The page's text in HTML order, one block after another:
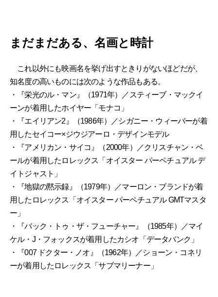
まだまだある、名画と時計
これ以外にも映画名を挙げ出すときりがないほどだが、
知名度の高いものには次のような作品もある。
・『栄光のル・マン』（1971年）／スティーブ・マックイ
ーンが着用したホイヤー「モナコ」
・『エイリアン2』（1986年）／シガニー・ウィーバーが着
用したセイコー×ジウジアーロ・デザインモデル
・『アメリカン・サイコ』（2000年）／クリスチャン・ベ
ールが着用したロレックス「オイスター パーペチュアル デ
イトジャスト」
・『地獄の黙示録』（1979年）／マーロン・ブランドが着
用したロレックス「オイスター パーペチュアル GMTマスタ
ー」
・『バック・トゥ・ザ・フューチャー』（1985年）／マイ
ケル・J・フォックスが着用したカシオ「データバンク」
・『007 ドクター・ノオ』（1962年）／ショーン・コネリ
ーが着用したロレックス「サブマリーナー」